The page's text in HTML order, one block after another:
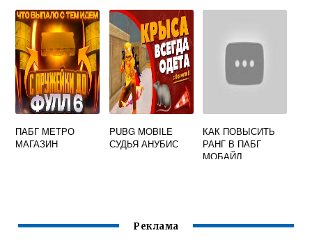
ПАБГ МОБАЙЛ
ПАБГ МЕТРО
МАГАЗИН
PUBG MOBILE
СУДЬЯ АНУБИС
КАК ПОВЫСИТЬ
РАНГ В ПАБГ
МОБАЙЛ
Реклама